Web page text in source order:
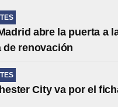
abre la puerta a
de renovación
City va por el